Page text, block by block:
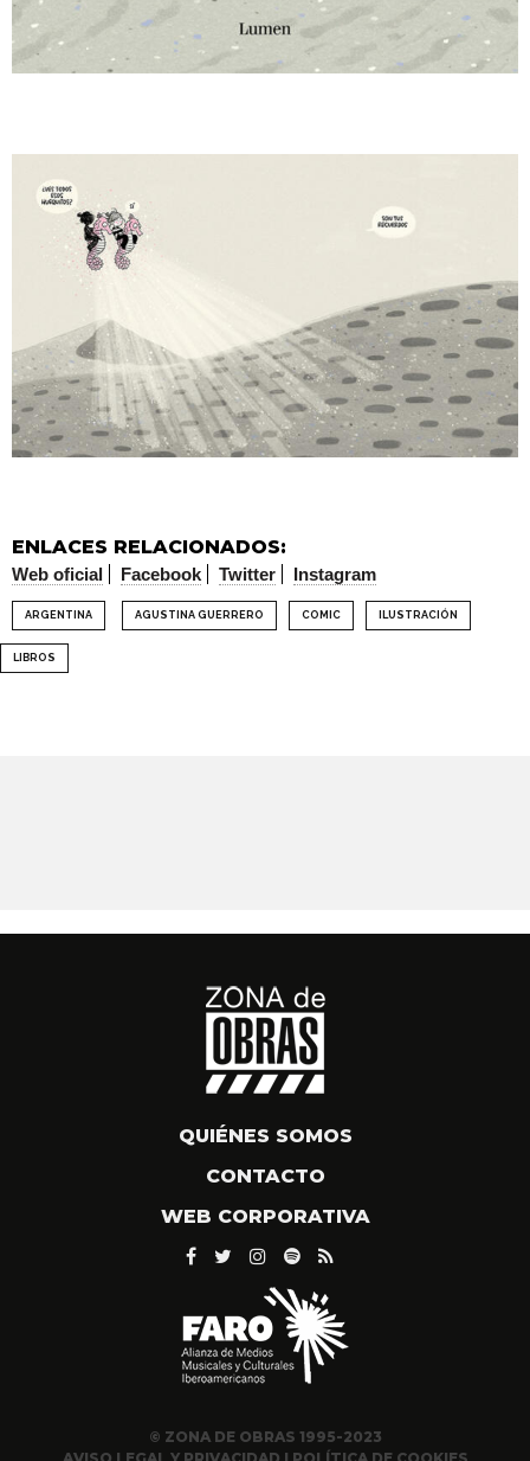
ENLACES RELACIONADOS:
Web oficial Facebook Twitter Instagram
ARGENTINA AGUSTINA GUERRERO COMIC ILUSTRACIÓN
LIBROS
QUIÉNES SOMOS
CONTACTO
WEB CORPORATIVA
© ZONA DE OBRAS 1995-2023